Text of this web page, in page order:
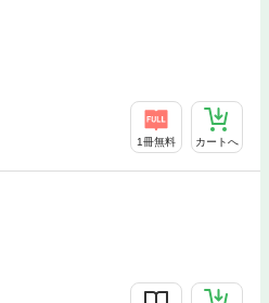
1冊無料 カートへ